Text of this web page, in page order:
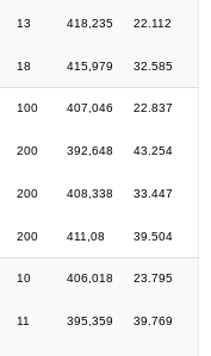
13
18
418,235
415,979
22.112
32.585
100
200
200
200
407,046
392,648
408,338
411,08
22.837
43.254
33.447
39.504
10
11
406,018
395,359
23.795
39.769